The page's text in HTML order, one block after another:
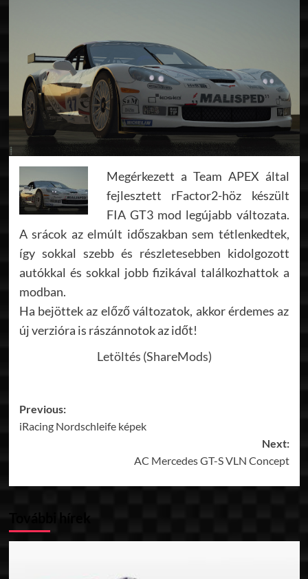
Megérkezett a Team APEX által
fejlesztett rFactor2-höz készült
FIA GT3 mod legújabb változata.
A srácok az elmúlt időszakban sem tétlenkedtek,
így sokkal szebb és részletesebben kidolgozott
autókkal és sokkal jobb fizikával találkozhattok a
modban.
Ha bejöttek az előző változatok, akkor érdemes az
új verzióra is rászánnotok az időt!
Letöltés (ShareMods)
Post
navigation
Previous:
iRacing Nordschleife képek
Next:
AC Mercedes GT-S VLN Concept